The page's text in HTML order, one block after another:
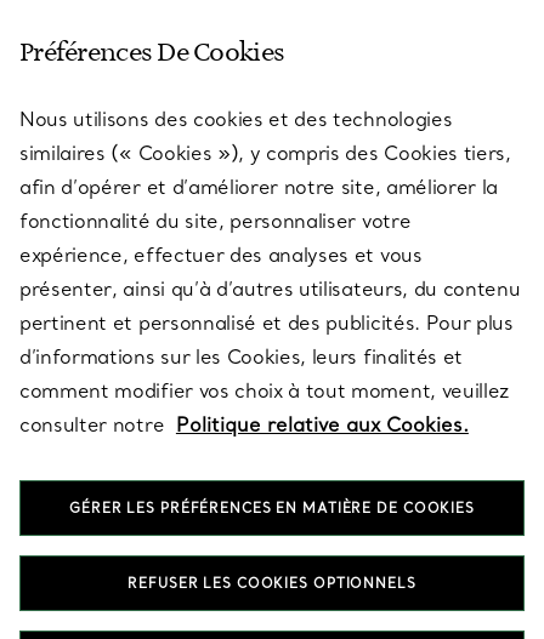
SERVICES
À PROPOS
QUESTIONS LÉGALES
SUIVEZ-NOUS
T&Co. 2026
Préférences De Cookies
Nous utilisons des cookies et des technologies
similaires (« Cookies »), y compris des Cookies tiers,
afin d’opérer et d’améliorer notre site, améliorer la
fonctionnalité du site, personnaliser votre
expérience, effectuer des analyses et vous
présenter, ainsi qu’à d’autres utilisateurs, du contenu
pertinent et personnalisé et des publicités. Pour plus
d’informations sur les Cookies, leurs finalités et
comment modifier vos choix à tout moment, veuillez
consulter notre Politique relative aux Cookies.
GÉRER LES PRÉFÉRENCES EN MATIÈRE DE COOKIES
REFUSER LES COOKIES OPTIONNELS